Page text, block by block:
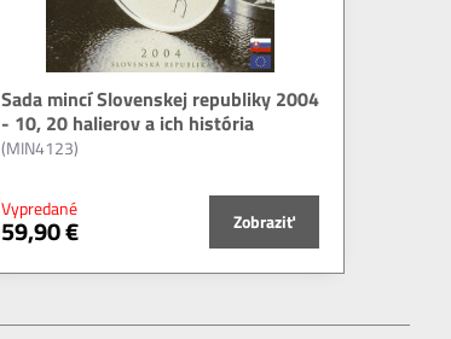
Sada mincí Slovenskej republiky 2004
- 10, 20 halierov a ich história
(MIN4123)
Vypredané
59,90 € Zobraziť